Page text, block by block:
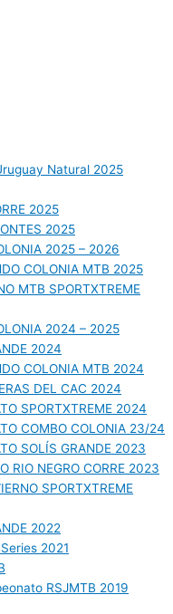
Natural 2025
2025
2025
2025 – 2026
COLONIA MTB 2025
MTB SPORTXTREME
2024 – 2025
2024
COLONIA MTB 2024
DEL CAC 2024
SPORTXTREME 2024
COMBO COLONIA 23/24
SOLÍS GRANDE 2023
RIO NEGRO CORRE 2023
SPORTXTREME
2022
2021
RSJMTB 2019